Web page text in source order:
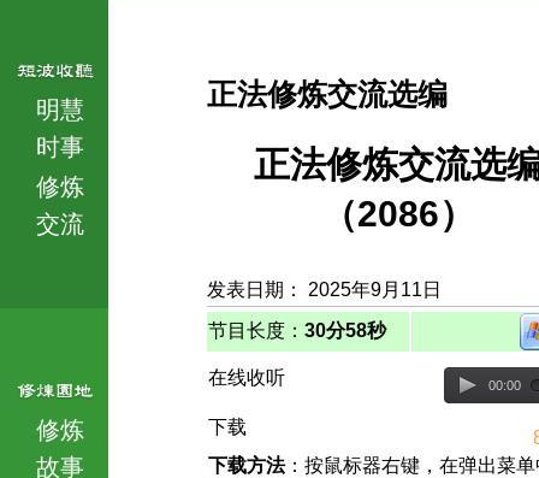
明慧
时事
修炼
交流
修炼
故事
正法修炼交流选编
正法修炼交流选
（2086）
发表日期： 2025年9月11日
节目长度： 30分58秒
在线收听 00:00
下载
下载方法：按鼠标器右键，在弹出菜